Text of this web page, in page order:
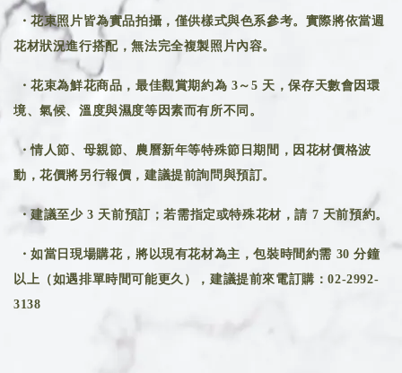
・花束照片皆為實品拍攝，僅供樣式與色系參考。實際將依當週
花材狀況進行搭配，無法完全複製照片內容。
・花束為鮮花商品，最佳觀賞期約為 3～5 天，保存天數會因環
境、氣候、溫度與濕度等因素而有所不同。
・情人節、母親節、農曆新年等特殊節日期間，因花材價格波
動，花價將另行報價，建議提前詢問與預訂。
・建議至少 3 天前預訂；若需指定或特殊花材，請 7 天前預約。
・如當日現場購花，將以現有花材為主，包裝時間約需 30 分鐘
以上（如遇排單時間可能更久），建議提前來電訂購：02-2992-
3138